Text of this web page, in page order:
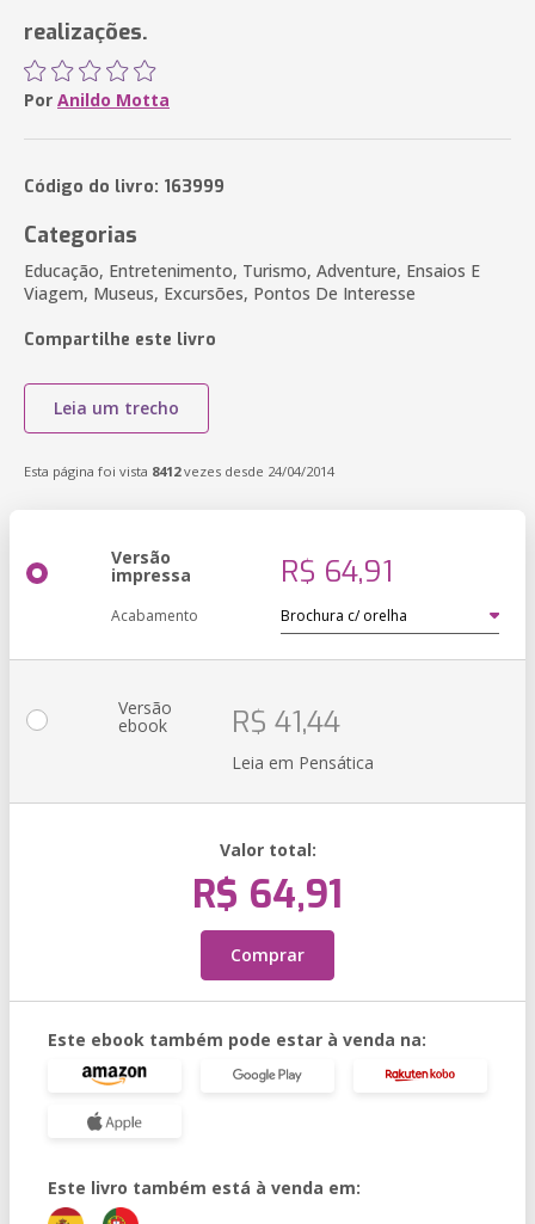
realizações.
Por Anildo Motta
Código do livro: 163999
Categorias
Educação, Entretenimento, Turismo, Adventure, Ensaios E
Viagem, Museus, Excursões, Pontos De Interesse
Compartilhe este livro
Leia um trecho
Esta página foi vista 8412vezes desde 24/04/2014
Versão
impressa R$ 64,91
Acabamento
Versão
ebook R$ 41,44
Leia em Pensática
Valor total:
R$ 64,91
Comprar
Este ebook também pode estar à venda na:
Este livro também está à venda em: